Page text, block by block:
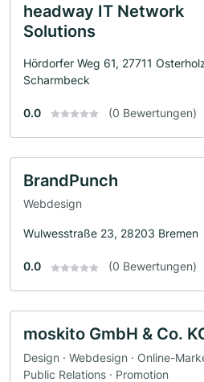
headway IT Network
Solutions
Hördorfer Weg 61, 27711
Scharmbeck
0.0 (0 Bewertungen)
BrandPunch
Webdesign
Wulwesstraße 23, 28203 Bremen
0.0 (0 Bewertungen)
moskito GmbH & Co.
Design · Webdesign · Online-
Public Relations · Promotion